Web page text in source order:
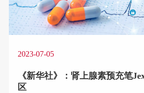
2023-07-05
《新华社》：肾上腺素预充笔
区